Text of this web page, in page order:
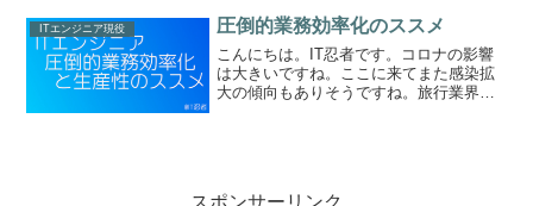
ていると情報を発信している人が、...
ITエンジニア現役 圧倒的業務効率化のススメ
こんにちは。IT忍者です。コロナの影響
は大きいですね。ここに来てまた感染拡
大の傾向もありそうですね。旅行業界は
スポンサーリンク